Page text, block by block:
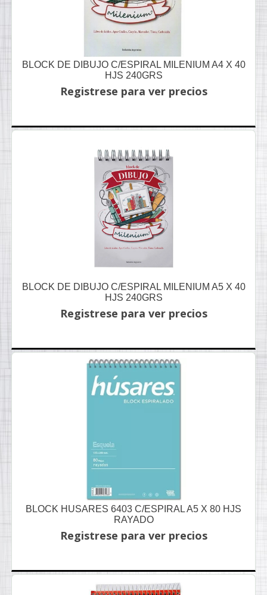
BLOCK DE DIBUJO C/ESPIRAL MILENIUM A4 X 40
HJS 240GRS
Registrese para ver precios
BLOCK DE DIBUJO C/ESPIRAL MILENIUM A5 X 40
HJS 240GRS
Registrese para ver precios
BLOCK HUSARES 6403 C/ESPIRAL A5 X 80 HJS
RAYADO
Registrese para ver precios